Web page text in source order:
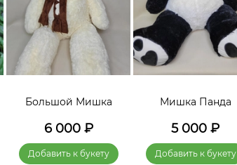
Большой Мишка
6 000₽
Добавить к букету
Мишка Панда
5 000 ₽
Добавить к букету